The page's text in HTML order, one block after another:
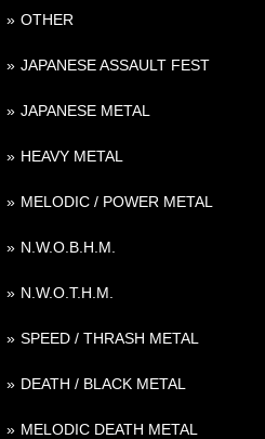
OTHER
JAPANESE ASSAULT FEST
JAPANESE METAL
HEAVY METAL
MELODIC / POWER METAL
N.W.O.B.H.M.
N.W.O.T.H.M.
SPEED / THRASH METAL
DEATH / BLACK METAL
MELODIC DEATH METAL